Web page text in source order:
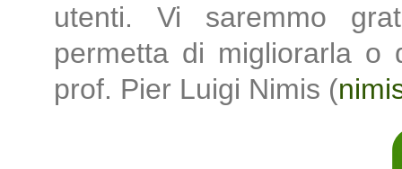
utenti. Vi saremmo
permetta di migliorarla o
prof. Pier Luigi Nimis (